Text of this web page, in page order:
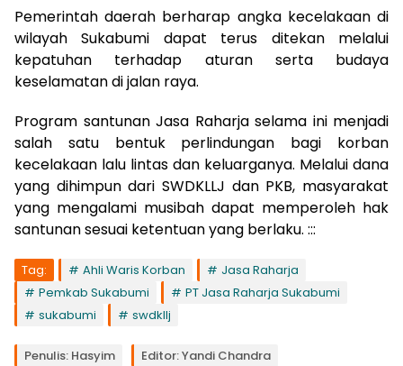
Pemerintah daerah berharap angka kecelakaan di
wilayah Sukabumi dapat terus ditekan melalui
kepatuhan terhadap aturan serta budaya
keselamatan di jalan raya.
Program santunan Jasa Raharja selama ini menjadi
salah satu bentuk perlindungan bagi korban
kecelakaan lalu lintas dan keluarganya. Melalui dana
yang dihimpun dari SWDKLLJ dan PKB, masyarakat
yang mengalami musibah dapat memperoleh hak
santunan sesuai ketentuan yang berlaku. :::
Tag: Ahli Waris Korban
Jasa Raharja
Pemkab Sukabumi
PT Jasa Raharja Sukabumi
sukabumi
swdkllj
Penulis: Hasyim Editor: Yandi Chandra